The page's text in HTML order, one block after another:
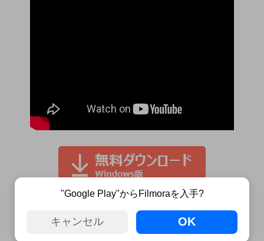
"Google Play"からFilmoraを入手?
キャンセル OK